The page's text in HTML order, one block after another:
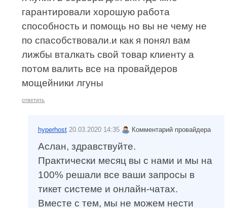
гарантировали хорошую работа
способность и помощь но вы не чему не
по спасобствовали.и как я понял вам
лижбы вталкать свой товар клиенту а
потом валить все на провайдеров
мощейники лгуны
ответить
hyperhost 20.03.2020 14:35 Комментарий провайдера
Аслан, здравствуйте.
Практически месяц вы с нами и мы на
100% решали все ваши запросы в
тикет системе и онлайн-чатах.
Вместе с тем, мы не можем нести